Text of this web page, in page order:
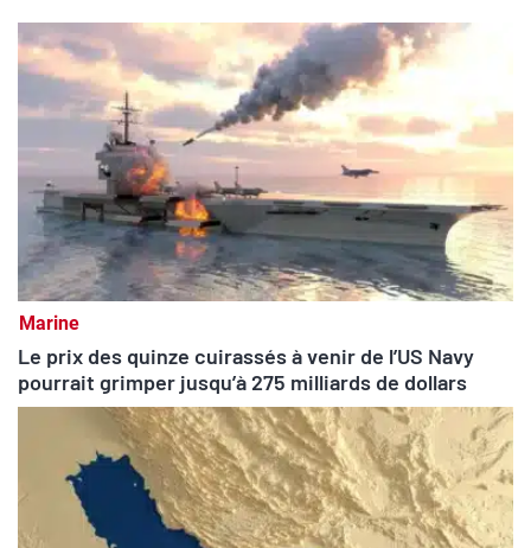
Marine
Le prix des quinze cuirassés à venir de l’US Navy
pourrait grimper jusqu’à 275 milliards de dollars